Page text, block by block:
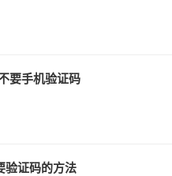
要手机验证码
验证码的方法